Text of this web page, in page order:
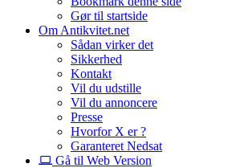
Gør til startside
Om Antikvitet.net
Sådan virker det
Sikkerhed
Kontakt
Vil du udstille
Vil du annoncere
Presse
Hvorfor X er ?
Garanteret Nedsat
Gå til Web Version